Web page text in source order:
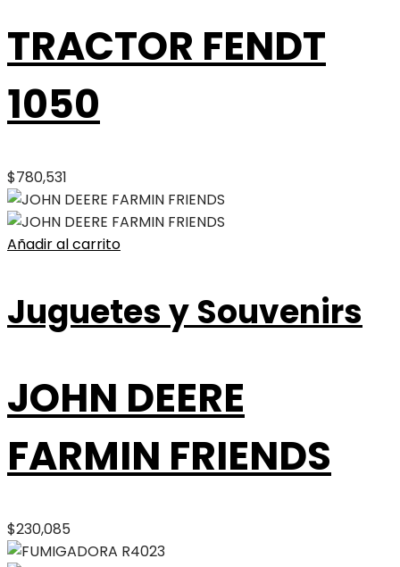
TRACTOR FENDT
1050
$780,531
Añadir al carrito
Juguetes y Souvenirs
JOHN DEERE
FARMIN FRIENDS
$230,085